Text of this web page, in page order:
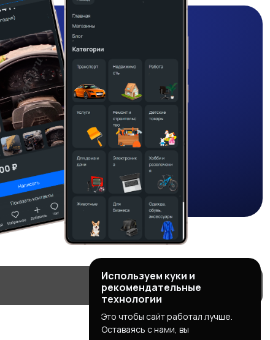
Используем куки и
рекомендательные
технологии
Это чтобы сайт работал лучше.
Оставаясь с нами, вы